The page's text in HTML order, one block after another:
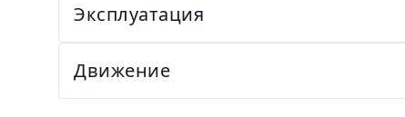
Эксплуатация
Движение